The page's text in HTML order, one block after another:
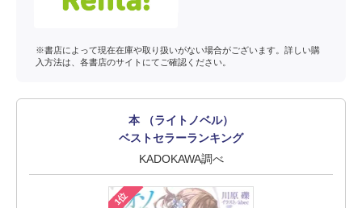
※書店によって現在在庫や取り扱いがない場合がございます。詳しい購
入方法は、各書店のサイトにてご確認ください。
本 （ライトノベル）
ベストセラーランキング
KADOKAWA調べ
1位